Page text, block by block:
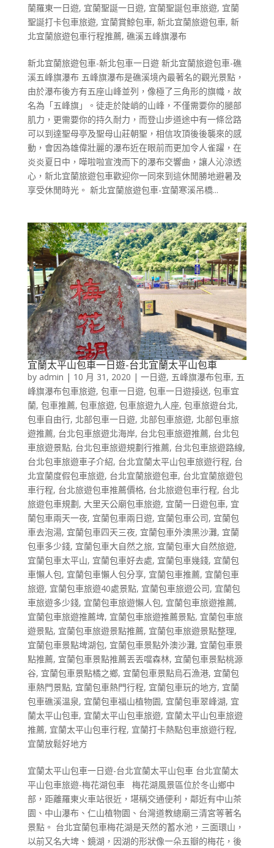
蘭羅東一日遊, 宜蘭聖誕一日遊, 宜蘭聖誕包車旅遊, 宜蘭
聖誕打卡包車旅遊, 宜蘭賞鯨包車, 新北宜蘭旅遊包車, 新
北宜蘭旅遊包車行程推薦, 礁溪五峰旗瀑布
新北宜蘭旅遊包車-新北包車一日遊 新北宜蘭旅遊包車-礁
溪五峰旗瀑布 五峰旗瀑布是礁溪境內最著名的觀光景點，
由於瀑布後方有五座山峰並列，像極了三角形的旗幟，故
名為「五峰旗」。徒走於陡峭的山峰，不僅需要你的腿部
肌力，更需要你的持久耐力，而登山步道途中有一條岔路
可以到達聖母亭及聖母山莊朝聖，相信攻頂後後襲來的感
動，會因為雄偉壯麗的瀑布近在眼前而更加令人雀躍，在
炎炎夏日中，嘩啦啦宣洩而下的瀑布交響曲，讓人沁涼透
心，新北宜蘭旅遊包車歡迎你一同來到這休閒勝地避暑及
享受休閒時光。 新北宜蘭旅遊包車-宜蘭寒溪吊橋...
宜蘭太平山包車一日遊-台北宜蘭太平山包車
by admin | 10 月 31, 2020 | 一日遊, 五峰旗瀑布包車, 五
峰旗瀑布包車旅遊, 包車一日遊, 包車一日遊接送, 包車宜
蘭, 包車推薦, 包車旅遊, 包車旅遊九人座, 包車旅遊台北,
包車自由行, 北部包車一日遊, 北部包車旅遊, 北部包車旅
遊推薦, 台北包車旅遊北海岸, 台北包車旅遊推薦, 台北包
車旅遊景點, 台北包車旅遊規劃行推薦, 台北包車旅遊路線,
台北包車旅遊車子介紹, 台北宜蘭太平山包車旅遊行程, 台
北宜蘭度假包車旅遊, 台北宜蘭旅遊包車, 台北宜蘭旅遊包
車行程, 台北旅遊包車推薦價格, 台北旅遊包車行程, 台北
旅遊包車規劃, 大里天公廟包車旅遊, 宜蘭一日遊包車, 宜
蘭包車兩天一夜, 宜蘭包車兩日遊, 宜蘭包車公司, 宜蘭包
車去泡湯, 宜蘭包車四天三夜, 宜蘭包車外澳黑沙灘, 宜蘭
包車多少錢, 宜蘭包車大自然之旅, 宜蘭包車大自然旅遊,
宜蘭包車太平山, 宜蘭包車好去處, 宜蘭包車幾錢, 宜蘭包
車懶人包, 宜蘭包車懶人包分享, 宜蘭包車推薦, 宜蘭包車
旅遊, 宜蘭包車旅遊40處景點, 宜蘭包車旅遊公司, 宜蘭包
車旅遊多少錢, 宜蘭包車旅遊懶人包, 宜蘭包車旅遊推薦,
宜蘭包車旅遊推薦埤, 宜蘭包車旅遊推薦景點, 宜蘭包車旅
遊景點, 宜蘭包車旅遊景點推薦, 宜蘭包車旅遊景點整理,
宜蘭包車景點埤湖包, 宜蘭包車景點外澳沙灘, 宜蘭包車景
點推薦, 宜蘭包車景點推薦丟丟噹森林, 宜蘭包車景點桃源
谷, 宜蘭包車景點橘之鄉, 宜蘭包車景點烏石漁港, 宜蘭包
車熱門景點, 宜蘭包車熱門行程, 宜蘭包車玩的地方, 宜蘭
包車礁溪溫泉, 宜蘭包車福山植物園, 宜蘭包車翠峰湖, 宜
蘭太平山包車, 宜蘭太平山包車旅遊, 宜蘭太平山包車旅遊
推薦, 宜蘭太平山包車行程, 宜蘭打卡熱點包車旅遊行程,
宜蘭放鬆好地方
宜蘭太平山包車一日遊-台北宜蘭太平山包車 台北宜蘭太
平山包車旅遊-梅花湖包車 梅花湖風景區位於冬山鄉中
部，距離羅東火車站很近，堪稱交通便利，鄰近有中山茶
園、中山瀑布、仁山植物園、台灣道教總廟三清宮等著名
景點。 台北宜蘭包車梅花湖是天然的蓄水池，三面環山，
以前又名大埤、鏡湖，因湖的形狀像一朵五瓣的梅花，後